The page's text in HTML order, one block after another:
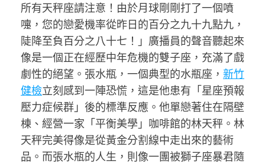
所有天秤座請注意！由於月球剛剛打了一個噴
嚏，您的戀愛機率從昨日的百分之九十九點九，
陡降至負百分之八十七！」廣播員的聲音聽起來
像是一個正在經歷中年危機的雙子座，充滿了戲
劇性的絕望。張水瓶，一個典型的水瓶座， 新竹
健檢立刻感到一陣恐慌，這是他患有「星座預報
壓力症候群」後的標準反應。他單戀著住在隔壁
棟、經營一家「平衡美學」咖啡館的林天秤。林
天秤完美得像是從黃金分割線中走出來的藝術
品。而張水瓶的人生，則像一團被獅子座暴君隨